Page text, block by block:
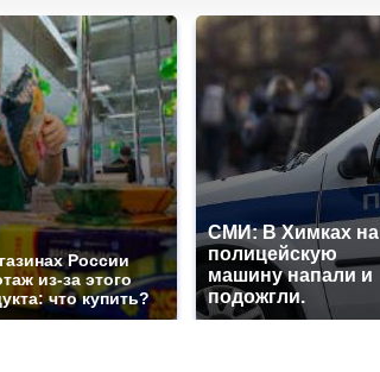
России
из-за этого
что купить?
СМИ: В Химках на
полицейскую
машину напали и
подожгли.